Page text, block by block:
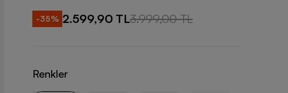
-35% 2.599,90 TL3.999,00 TL
Renkler